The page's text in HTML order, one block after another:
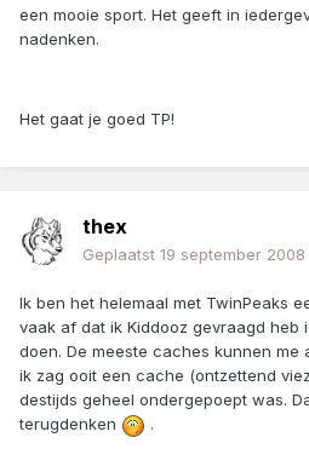
een mooie sport. Het geeft in
nadenken.
Het gaat je goed TP!
thex
Geplaatst 19 september 2008
Ik ben het helemaal met TwinPeaks
vaak af dat ik Kiddooz gevraagd heb
doen. De meeste caches kunnen me
ik zag ooit een cache (ontzettend
destijds geheel ondergepoept was.
terugdenken
.